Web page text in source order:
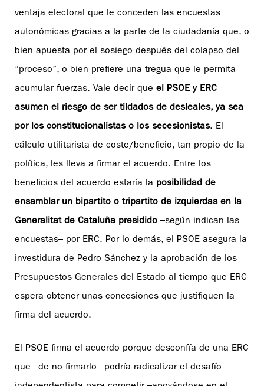
ventaja electoral que le conceden las encuestas
autonómicas gracias a la parte de la ciudadanía que, o
bien apuesta por el sosiego después del colapso del
“proceso”, o bien prefiere una tregua que le permita
acumular fuerzas. Vale decir que el PSOE y ERC
asumen el riesgo de ser tildados de desleales, ya sea
por los constitucionalistas o los secesionistas. El
cálculo utilitarista de coste/beneficio, tan propio de la
política, les lleva a firmar el acuerdo. Entre los
beneficios del acuerdo estaría la posibilidad de
ensamblar un bipartito o tripartito de izquierdas en la
Generalitat de Cataluña presidido –según indican las
encuestas– por ERC. Por lo demás, el PSOE asegura la
investidura de Pedro Sánchez y la aprobación de los
Presupuestos Generales del Estado al tiempo que ERC
espera obtener unas concesiones que justifiquen la
firma del acuerdo.
El PSOE firma el acuerdo porque desconfía de una ERC
que –de no firmarlo– podría radicalizar el desafío